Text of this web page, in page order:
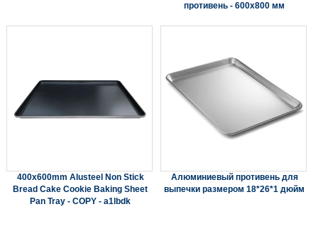
противень - 600x800 мм
400x600mm Alusteel Non Stick
Bread Cake Cookie Baking Sheet
Pan Tray - COPY - a1lbdk
Алюминиевый противень для
выпечки размером 18*26*1 дюйм